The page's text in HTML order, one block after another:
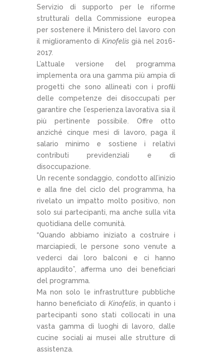
Servizio di supporto per le riforme
strutturali della Commissione europea
per sostenere il Ministero del lavoro con
il miglioramento di Kinofelis già nel 2016-
2017.
L’attuale versione del programma
implementa ora una gamma più ampia di
progetti che sono allineati con i profili
delle competenze dei disoccupati per
garantire che l’esperienza lavorativa sia il
più pertinente possibile. Offre otto
anziché cinque mesi di lavoro, paga il
salario minimo e sostiene i relativi
contributi previdenziali e di
disoccupazione.
Un recente sondaggio, condotto all’inizio
e alla fine del ciclo del programma, ha
rivelato un impatto molto positivo, non
solo sui partecipanti, ma anche sulla vita
quotidiana delle comunità.
“Quando abbiamo iniziato a costruire i
marciapiedi, le persone sono venute a
vederci dai loro balconi e ci hanno
applaudito”, afferma uno dei beneficiari
del programma.
Ma non solo le infrastrutture pubbliche
hanno beneficiato di Kinofelis, in quanto i
partecipanti sono stati collocati in una
vasta gamma di luoghi di lavoro, dalle
cucine sociali ai musei alle strutture di
assistenza.